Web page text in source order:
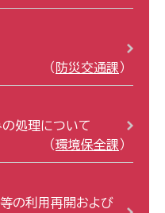
防災交通課
処理について
環境保全課
の利用再開および